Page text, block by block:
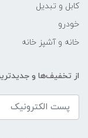
کابل و تبدیل
خودرو
خانه و آشپز خانه
از تخفیف‌ها و